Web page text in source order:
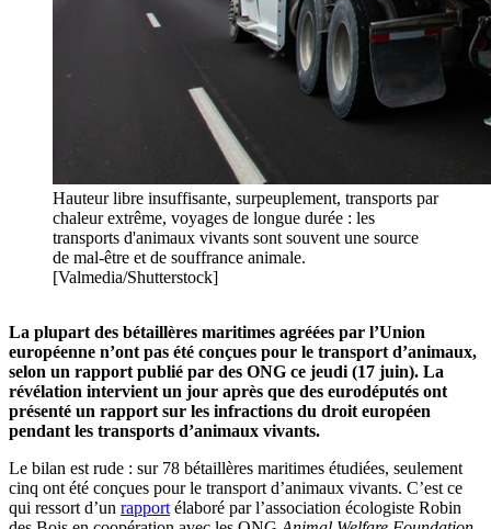
Hauteur libre insuffisante, surpeuplement, transports par
chaleur extrême, voyages de longue durée : les
transports d'animaux vivants sont souvent une source
de mal-être et de souffrance animale.
[Valmedia/Shutterstock]
La plupart des bétaillères maritimes agréées par l’Union
européenne n’ont pas été conçues pour le transport d’animaux,
selon un rapport publié par des ONG ce jeudi (17 juin). La
révélation intervient un jour après que des eurodéputés ont
présenté un rapport sur les infractions du droit européen
pendant les transports d’animaux vivants.
Le bilan est rude : sur 78 bétaillères maritimes étudiées, seulement
cinq ont été conçues pour le transport d’animaux vivants. C’est ce
qui ressort d’un rapport élaboré par l’association écologiste Robin